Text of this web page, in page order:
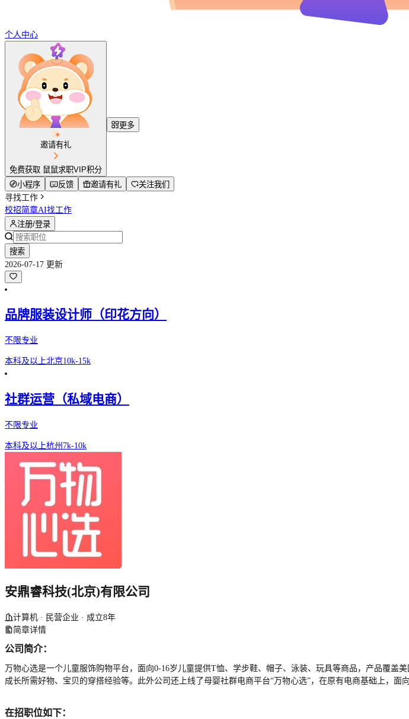
个人中心
邀请有礼
免费获取 鼠鼠求职VIP积分
更多
小程序 反馈 邀请有礼
关注我们
寻找工作
校招简章AI找工作
注册/登录
搜索
2026-07-17 更新
品牌服装设计师（印花方向）
不限专业
本科及以上北京10k-15k
社群运营（私域电商）
不限专业
本科及以上杭州 7k-10k
安鼎睿科技(北京)有限公司
计算机 · 民营企业 · 成立8年
简章详情
公司简介：
万物心选是一个儿童服饰购物平台，面向0-16岁儿童提供T恤、学步鞋、帽子、泳装、玩具等商品，产品覆
成长所需好物、宝贝的穿搭经验等。此外公司还上线了母婴社群电商平台“万物心选”，在原有电商基础上，面
在招职位如下：